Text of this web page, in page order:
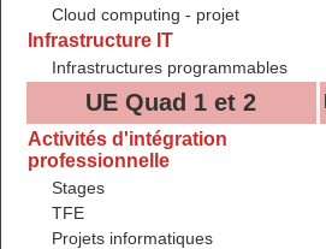
Cloud computing - projet
Infrastructure IT
Infrastructures programmables
UE Quad 1 et 2
Activités d'intégration
professionnelle
Stages
TFE
Projets informatiques